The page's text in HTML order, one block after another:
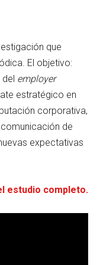
que
El objetivo:
employer
estratégico en
corporativa,
de
expectativas
estudio completo.